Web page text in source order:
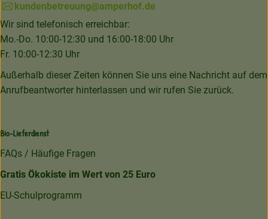
kundenbetreuung@amperhof.de
Wir sind telefonisch erreichbar:
Mo.-Do. 10:00-12:30 und 16:00-18:00 Uhr
Fr. 10:00-12:30 Uhr
Außerhalb dieser Zeiten können Sie uns eine Nachricht auf dem
Anrufbeantworter hinterlassen und wir rufen Sie zurück.
Bio-Lieferdienst
FAQs / Häufige Fragen
Gratis Ökokiste im Wert von 25 Euro
EU-Schulprogramm